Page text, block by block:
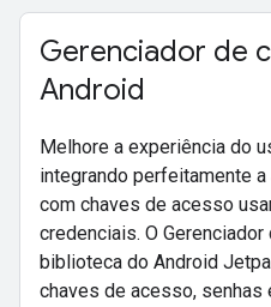
Gerenciador de
Android
Melhore a experiência do
integrando perfeitamente
com chaves de acesso
credenciais. O
biblioteca do Android
chaves de acesso,